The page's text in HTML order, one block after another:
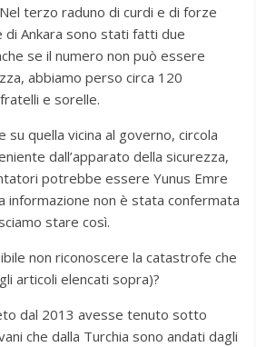
terzo raduno di curdi e di forze
di Ankara sono stati fatti due
se il numero non può essere
abbiamo perso circa 120
e sorelle.
su quella vicina al governo, circola
dall’apparato della sicurezza,
potrebbe essere Yunus Emre
informazione non è stata confermata
stare così.
non riconoscere la catastrofe che
articoli elencati sopra)?
dal 2013 avesse tenuto sotto
che dalla Turchia sono andati dagli